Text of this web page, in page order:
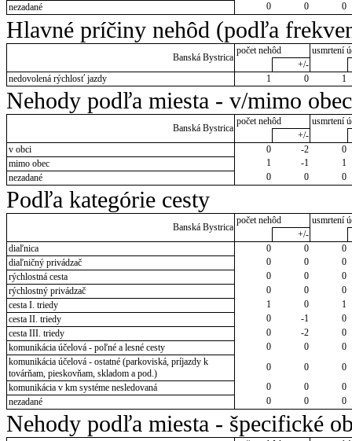
nezadané
0 0 0
Hlavné príčiny nehôd (podľa
Banská Bystrica
počet nehôd
usmrtení
+/-
nedovolená rýchlosť jazdy
1 0 1
Nehody podľa miesta - v/mimo obec
Banská Bystrica
počet nehôd
usmrtení
+/-
v obci
0 -2
0
mimo obec
1 -1
1
nezadané
0 0 0
Podľa kategórie cesty
Banská Bystrica
počet nehôd
usmrtení
+/-
diaľnica
0 0
0
diaľničný privádzač
0 0
0
rýchlostná cesta
0 0
0
rýchlostný privádzač
0 0
0
cesta I. triedy
1 0
1
cesta II. triedy
0 -1
0
cesta III. triedy
0 -2
0
komunikácia účelová - poľné a lesné cesty
0 0
0
komunikácia účelová - ostatné (parkoviská, príjazdy k
továrňam, pieskovňam, skladom a pod.)
0 0
0
komunikácia v km systéme nesledovaná
0 0
0
nezadané
0 0 0
Nehody podľa miesta - špecifické